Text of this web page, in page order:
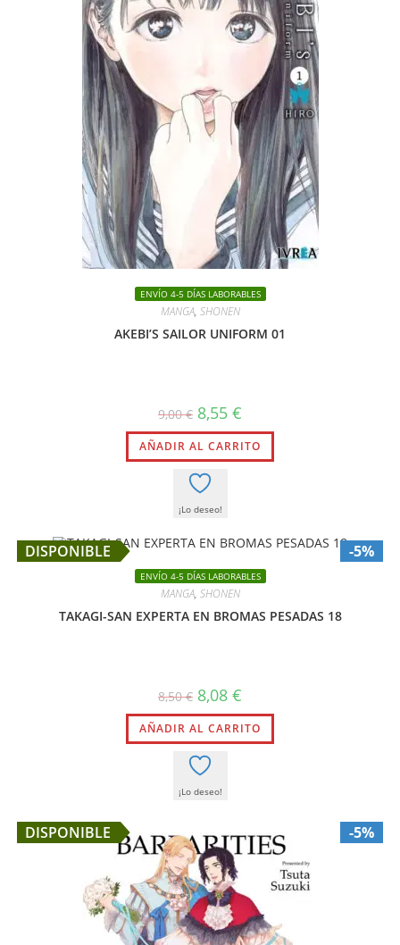
ENVÍO 4-5 DÍAS LABORABLES
MANGA, SHONEN
AKEBI’S SAILOR UNIFORM 01
9,00€ El
precio
original
era:
9,00 €.
8,55 €
actual
es:
8,55 €.
AÑADIR AL CARRITO
¡Lo deseo!
DISPONIBLE -5%
ENVÍO 4-5 DÍAS LABORABLES
MANGA, SHONEN
TAKAGI-SAN EXPERTA EN BROMAS PESADAS 18
8,50€ El
precio
original
era:
8,50 €.
8,08 €
actual
es:
8,08 €.
AÑADIR AL CARRITO
¡Lo deseo!
DISPONIBLE -5%